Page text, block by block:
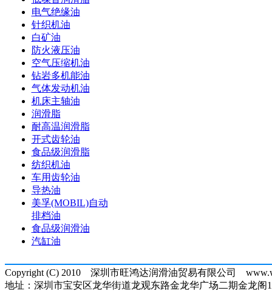
电气绝缘油
针织机油
白矿油
防火液压油
空气压缩机油
钻岩多机能油
气体发动机油
机床主轴油
润滑脂
耐高温润滑脂
开式齿轮油
食品级润滑脂
纺织机油
车用齿轮油
导热油
美孚(MOBIL)自动
排档油
食品级润滑油
汽缸油
Copyright (C) 2010 深圳市旺鸿达润滑油贸易有限公司
地址：深圳市宝安区龙华街道龙观东路金龙华广场二期金龙